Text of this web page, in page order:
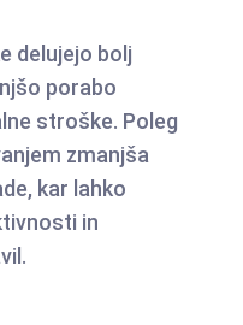
delujejo bolj
porabo
stroške. Poleg
zmanjša
kar lahko
in